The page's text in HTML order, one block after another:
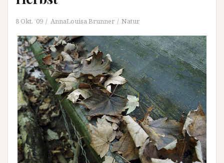
8 Okt. ’09 AnnaLouisa Brunner Natur